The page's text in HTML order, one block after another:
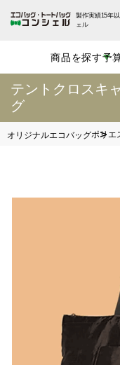
製作実績15年
ェル
商品を探す予
テントクロスキ
グ
オリジナルエコバッグポリエ